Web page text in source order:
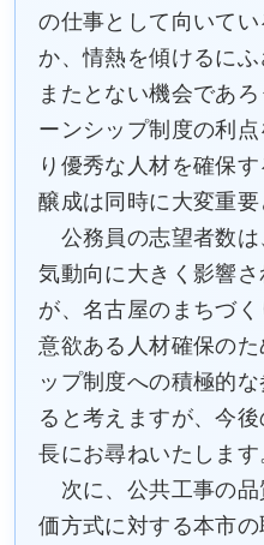
の仕事として向いて
か、情熱を傾けるに
またとない機会であ
ーンシップ制度の利
り優秀な人材を確保
醸成は同時に大変重要
公務員の志望者数
気動向に大きく影響
が、名古屋のまちづ
意欲ある人材確保の
ップ制度への積極的
ると考えますが、今
長にお尋ねいたします
次に、公共工事の
価方式に対する本市